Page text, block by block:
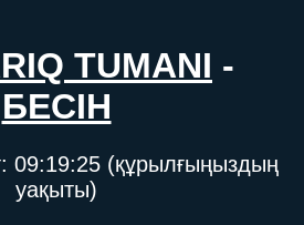
TUMANI -
БЕСІН
09:19:25 (құрылғыңыздың
уақыты)